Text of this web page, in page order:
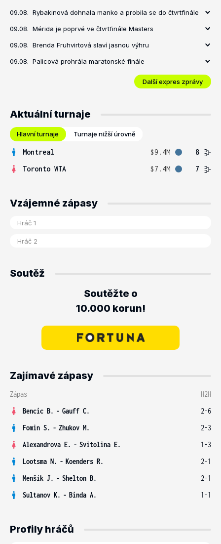
09.08. Rybakinová dohnala manko a probila se do čtvrtfinále
09.08. Mérida je poprvé ve čtvrtfinále Masters
09.08. Brenda Fruhvirtová slaví jasnou výhru
09.08. Palicová prohrála maratonské finále
Další expres zprávy
Aktuální turnaje
Hlavní turnaje Turnaje nižší úrovně
Montreal $9.4M
8
Toronto WTA
$7.4M 7
Vzájemné zápasy
Soutěž
Soutěžte o
10.000 korun!
Zajímavé zápasy
Zápas
H2H
Bencic B. - Gauff C.
2-6
Fomin S. - Zhukov M.
2-3
Alexandrova E. - Svitolina E.
1-3
Lootsma N. - Koenders R.
2-1
Menšík J. - Shelton B.
2-1
Sultanov K. - Binda A. 1-1
Profily hráčů